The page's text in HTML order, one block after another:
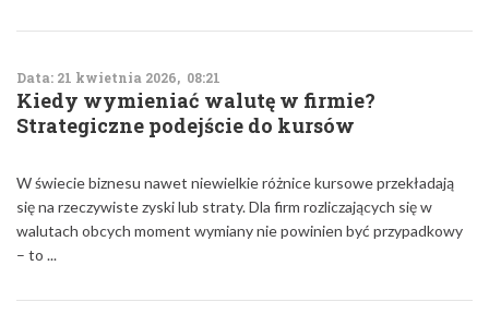
Data: 21 kwietnia 2026, 08:21
Kiedy wymieniać walutę w firmie?
Strategiczne podejście do kursów
W świecie biznesu nawet niewielkie różnice kursowe przekładają
się na rzeczywiste zyski lub straty. Dla firm rozliczających się w
walutach obcych moment wymiany nie powinien być przypadkowy
– to ...